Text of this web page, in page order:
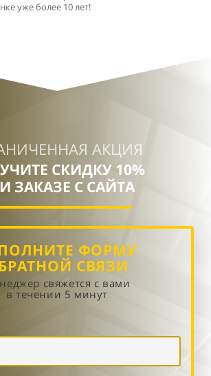
уже более 10 лет!
АКЦИЯ
СКИДКУ 10%
ЗАКАЗЕ С САЙТА
ФОРМУ
СВЯЗИ
свяжется с вами
в течении 5 минут